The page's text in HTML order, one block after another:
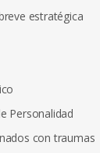
estratégica
Personalidad
con traumas